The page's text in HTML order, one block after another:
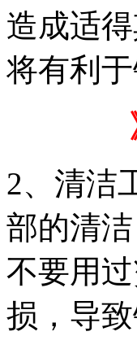
造成适
将有利
2、清洁
部的清
不要用
损，导